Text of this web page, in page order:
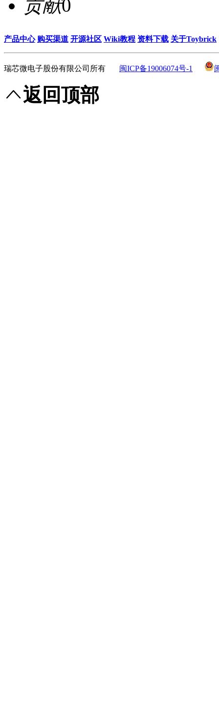
贡献0
产品中心 购买渠道 开源社区 Wiki教程 资料下载 关于Toybrick
瑞芯微电子股份有限公司所有 闽ICP备19006074号-1
返回顶部